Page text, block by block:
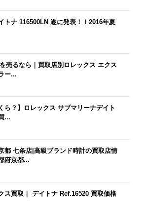
トナ 116500LN 遂に発表！！2016年夏
売るなら｜買取店別ロレックス エクス
ー...
ら？】ロレックス サブマリーナデイト
...
都 七条店|高級ブランド時計の買取店情
府京都...
ス買取｜ デイトナ Ref.16520 買取価格